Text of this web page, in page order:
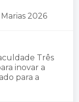
2026
Três
inovar a
para a